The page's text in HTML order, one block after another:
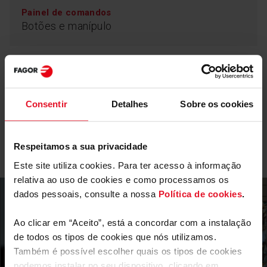
Consentir Detalhes Sobre os cookies
Respeitamos a sua privacidade
Este site utiliza cookies. Para ter acesso à informação
relativa ao uso de cookies e como processamos os
dados pessoais, consulte a nossa Política de cookies.
Ao clicar em “Aceito”, está a concordar com a instalação
de todos os tipos de cookies que nós utilizamos.
Também é possível escolher quais os tipos de cookies
Sistema MultiWave
Demasiado quente por fora e frio por dentro... Graças
aos pontos de emissão do micro-ondas e ao prato
como por dentro.
Mais funcionalidades
Painel de comandos
Botões e manípulo
Parâmetros Técnicos